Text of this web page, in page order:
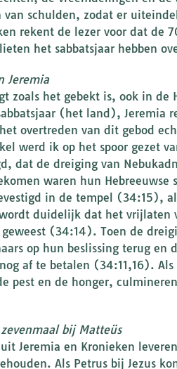
van schulden, zodat er
rekent de lezer voor dat de
het sabbatsjaar hebben
Jeremia
zoals het gebekt is, ook in de
(het land), Jeremia
overtreden van dit gebod
werd ik op het spoor gezet
dat de dreiging van
waren hun
in de tempel (34:15),
duidelijk dat het vrijlaten
geweest (34:14). Toen de
op hun beslissing terug
af te betalen (34:11,16).
pest en de honger,
bij Matteüs
Jeremia en Kronieken
Als Petrus bij Jezus